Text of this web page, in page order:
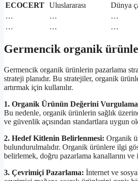
ECOCERT Uluslararası
Dünya
…
…
…
…
… …
Germencik organik
Germencik organik ürünlerin pazarlama
strateji planıdır. Bu stratejiler, organik
artırmak için kullanılır.
1. Organik Ürünün Değerini
Bu nedenle, organik ürünlerin sağlık
ve güvenlik açısından standartlara uygun
2. Hedef Kitlenin Belirlenmesi: Organik
bulundurulmalıdır. Organik ürünlere ilgi
belirlemek, doğru pazarlama kanallarını
3. Çevrimiçi Pazarlama: İnternet ve